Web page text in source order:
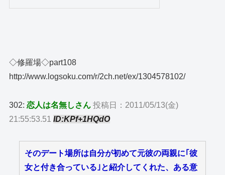
◇修羅場◇part108
http://www.logsoku.com/r/2ch.net/ex/1304578102/
302:恋人は名無しさん 投稿日：2011/05/13(金)
21:55:53.51ID:KPf+1HQdO
そのデート場所は自分が初めて元彼の両親に｢彼
女と付き合っている｣と紹介してくれた、ある意